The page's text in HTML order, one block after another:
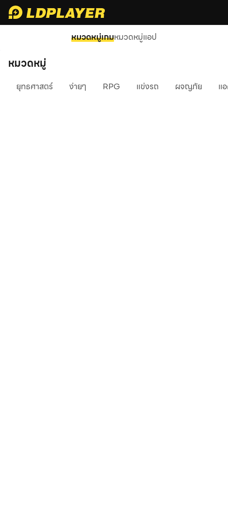
หมวดหมู่เกมหมวดหมู่แอป
หมวดหมู่
ยุทธศาสตร์ ง่ายๆ RPG แข่งรถ ผจญภัย แ